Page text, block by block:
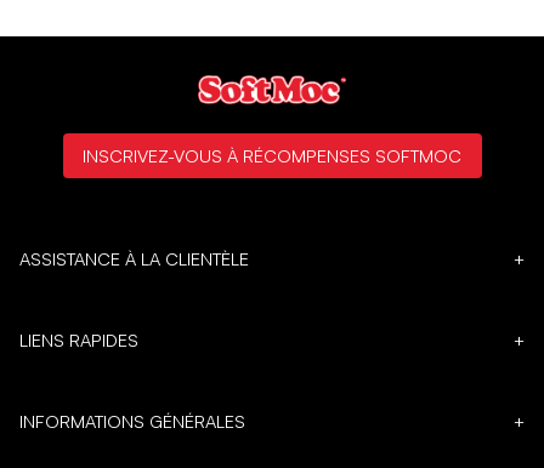
ASSISTANCE À LA CLIENTÈLE +
LIENS RAPIDES +
INFORMATIONS GÉNÉRALES +
INSCRIVEZ-VOUS À RÉCOMPENSES SOFTMOC